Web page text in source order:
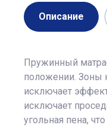
Описание
Пружинный
положении. Зоны
исключает
исключает
угольная пена,